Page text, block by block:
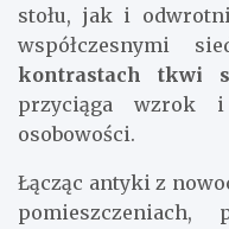
stołu, jak i
współczesnymi
kontrastach tkwi
przyciąga wzrok i
osobowości.
Łącząc antyki z
pomieszczeniach,